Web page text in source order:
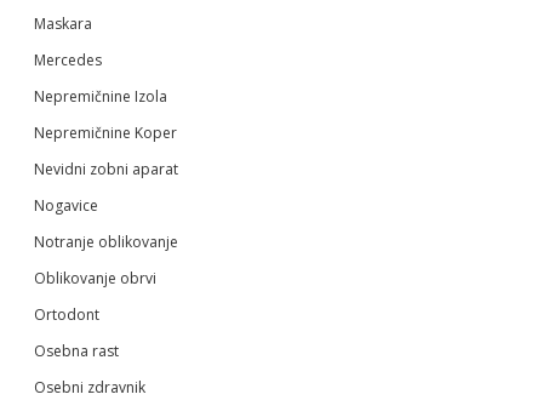
Maskara
Mercedes
Nepremičnine Izola
Nepremičnine Koper
Nevidni zobni aparat
Nogavice
Notranje oblikovanje
Oblikovanje obrvi
Ortodont
Osebna rast
Osebni zdravnik